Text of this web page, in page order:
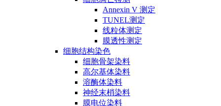
Annexin V 测定
TUNEL测定
线粒体测定
膜透性测定
细胞结构染色
细胞骨架染料
高尔基体染料
溶酶体染料
神经末梢染料
膜电位染料